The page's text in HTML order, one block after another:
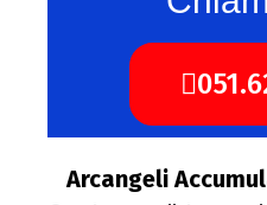
Arcangeli